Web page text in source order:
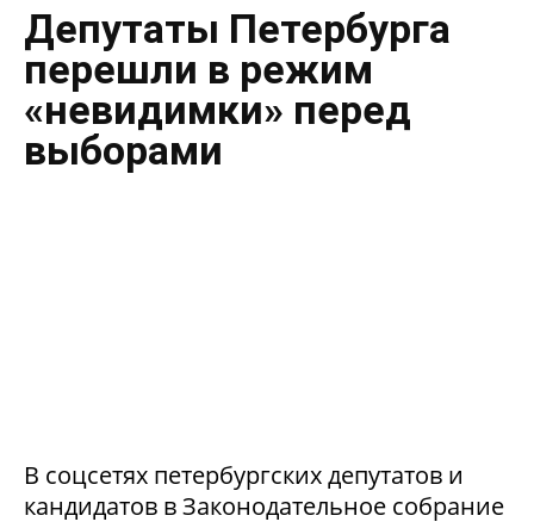
Депутаты Петербурга
перешли в режим
«невидимки» перед
выборами
В соцсетях петербургских депутатов и
кандидатов в Законодательное собрание